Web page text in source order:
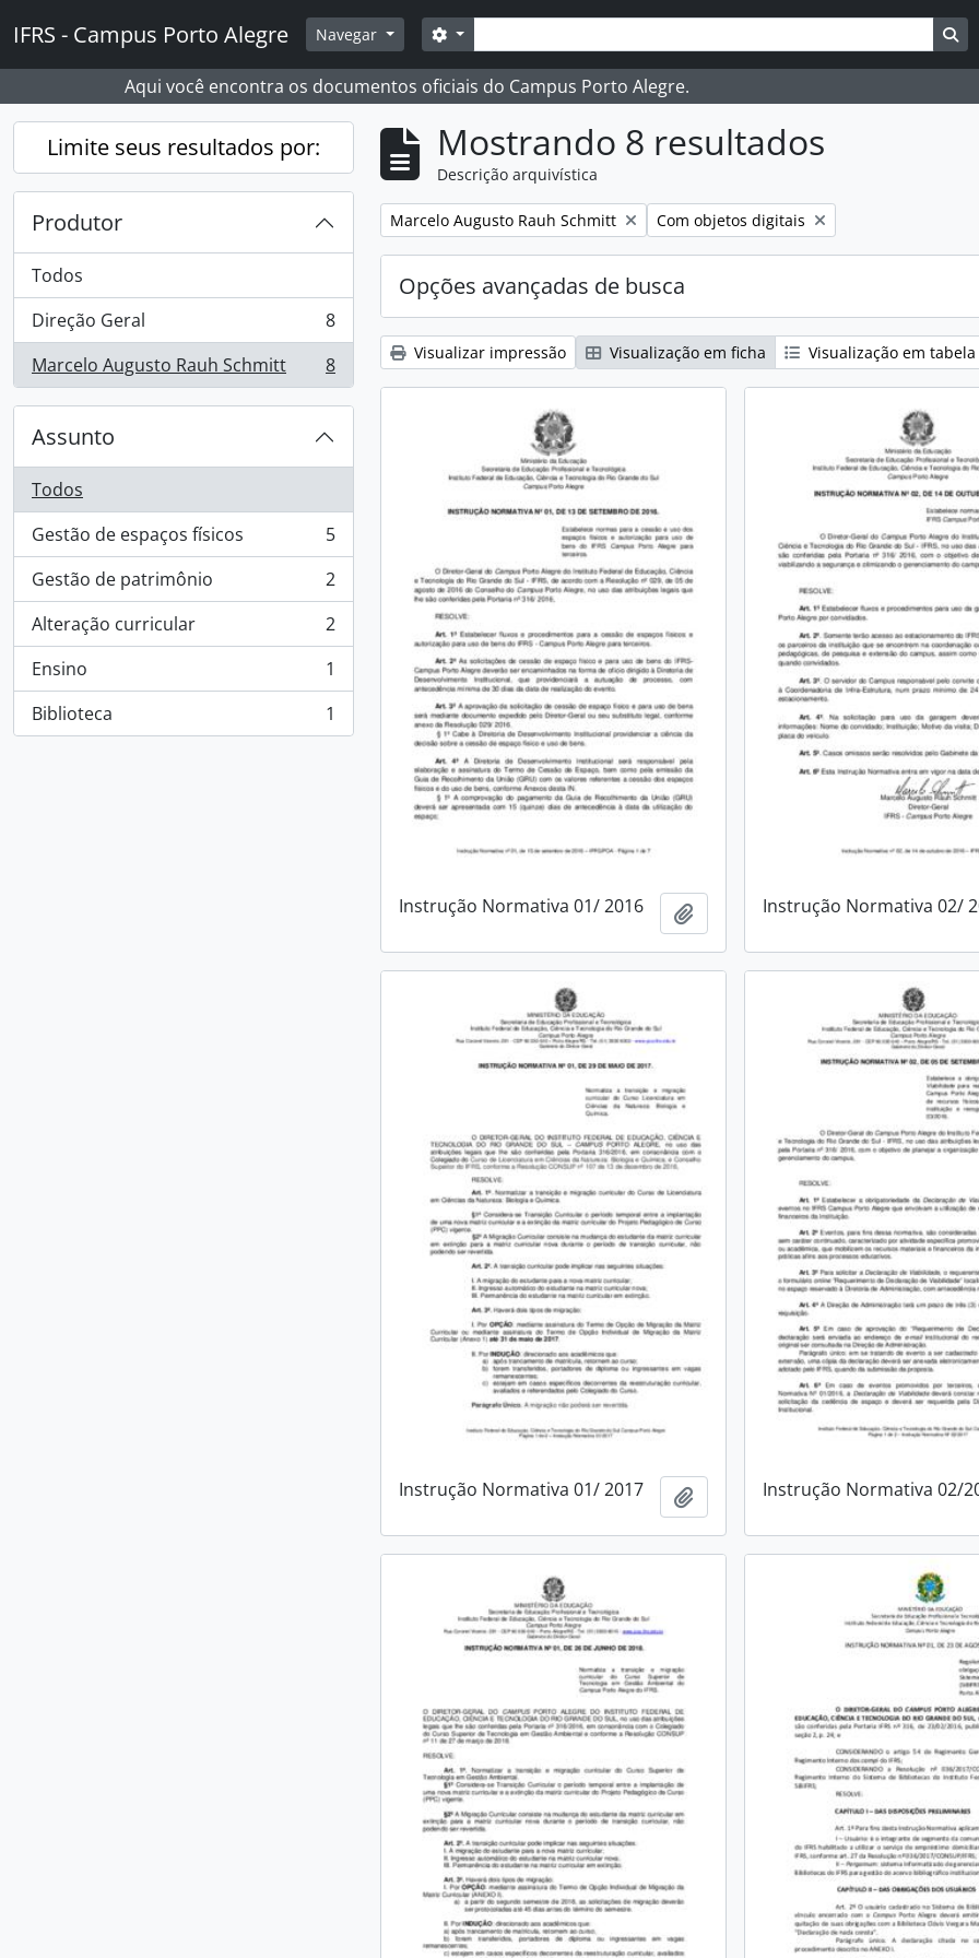
IFRS - Campus Porto Alegre Navegar Buscar
Opções de busca
Aqui você encontra os documentos oficiais do Campus Porto Alegre.
Limite seus resultados por:
Produtor
Todos
Direção Geral
, 8 resultados
8
Marcelo Augusto Rauh Schmitt
, 8 resultados 8
Assunto
Todos
Gestão de espaços físicos
, 5 resultados
5
Gestão de patrimônio
, 2 resultados
2
Alteração curricular
, 2 resultados
2
Ensino
, 1 resultados
1
Biblioteca
, 1 resultados 1
Mostrando 8 resultados
Descrição arquivística
Remover filtro:
Marcelo Augusto Rauh Schmitt Remover filtro:
Com objetos digitais
Opções avançadas de busca
Visualizar impressão Visualização em ficha Visualização em tabela
Instrução Normativa 01/ 2016 Adicionar a área de transferência
Instrução Normativa 02/
Instrução Normativa 01/ 2017 Adicionar a área de transferência
Instrução Normativa 02/